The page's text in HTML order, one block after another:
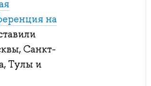
на
Санкт-
Тулы и